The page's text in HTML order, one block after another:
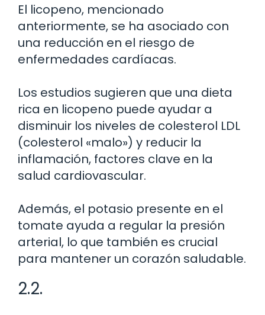
El licopeno, mencionado
anteriormente, se ha asociado con
una reducción en el riesgo de
enfermedades cardíacas.
Los estudios sugieren que una dieta
rica en licopeno puede ayudar a
disminuir los niveles de colesterol LDL
(colesterol «malo») y reducir la
inflamación, factores clave en la
salud cardiovascular.
Además, el potasio presente en el
tomate ayuda a regular la presión
arterial, lo que también es crucial
para mantener un corazón saludable.
2.2.